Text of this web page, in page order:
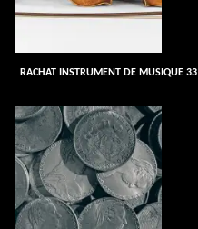
RACHAT INSTRUMENT DE MUSIQUE 33